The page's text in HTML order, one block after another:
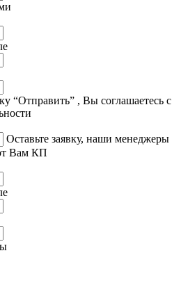
“Отправить” , Вы соглашаетесь с
Оставьте заявку, наши менеджеры
Вам КП